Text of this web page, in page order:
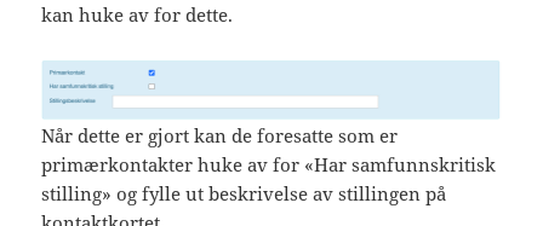
kan huke av for dette.
Når dette er gjort kan de foresatte som er
primærkontakter huke av for «Har samfunnskritisk
stilling» og fylle ut beskrivelse av stillingen på